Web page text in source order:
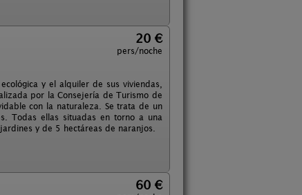
20 €
pers/noche
y el alquiler de sus viviendas,
por la Consejería de Turismo de
con la naturaleza. Se trata de un
Todas ellas situadas en torno a una
y de 5 hectáreas de naranjos.
60 €